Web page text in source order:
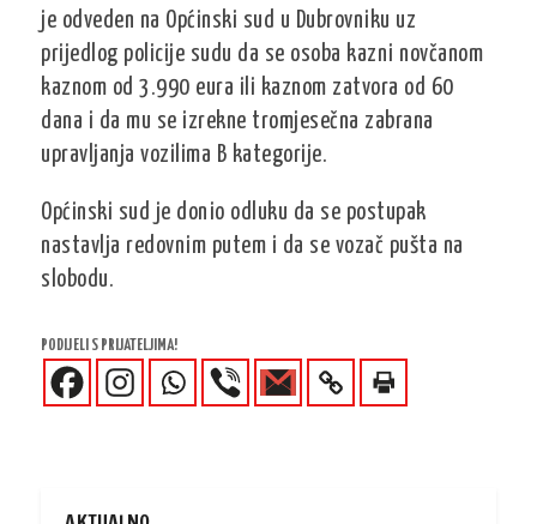
je odveden na Općinski sud u Dubrovniku uz
prijedlog policije sudu da se osoba kazni novčanom
kaznom od 3.990 eura ili kaznom zatvora od 60
dana i da mu se izrekne tromjesečna zabrana
upravljanja vozilima B kategorije.
Općinski sud je donio odluku da se postupak
nastavlja redovnim putem i da se vozač pušta na
slobodu.
PODIJELI S PRIJATELJIMA!